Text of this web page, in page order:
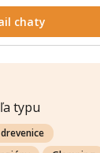
chaty
typu